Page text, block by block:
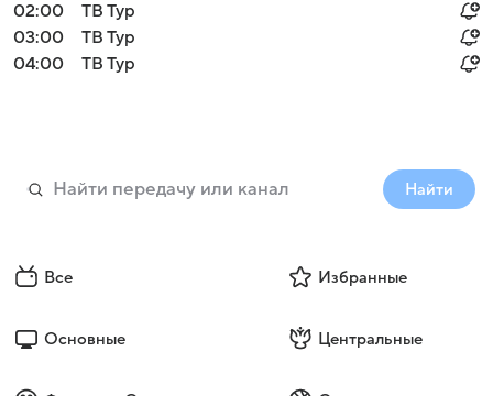
02:00
ТВ Тур
03:00
ТВ Тур
04:00
ТВ Тур
Найти
Все Избранные
Основные Центральные